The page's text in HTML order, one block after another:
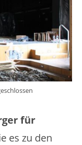
für
es zu den